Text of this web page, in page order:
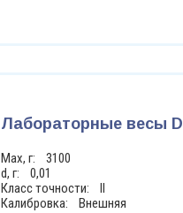
Лабораторные весы
Max, г: 3100
d, г: 0,01
Класс точности: II
Калибровка: Внешняя